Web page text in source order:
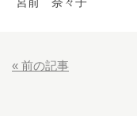
« 前の記事